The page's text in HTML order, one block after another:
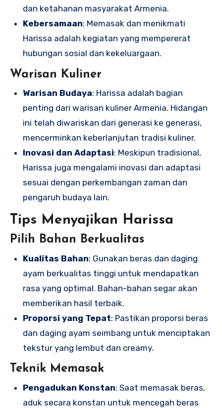
dan ketahanan masyarakat Armenia.
Kebersamaan: Memasak dan menikmati
Harissa adalah kegiatan yang mempererat
hubungan sosial dan kekeluargaan.
Warisan Kuliner
Warisan Budaya: Harissa adalah bagian
penting dari warisan kuliner Armenia. Hidangan
ini telah diwariskan dari generasi ke generasi,
mencerminkan keberlanjutan tradisi kuliner.
Inovasi dan Adaptasi: Meskipun tradisional,
Harissa juga mengalami inovasi dan adaptasi
sesuai dengan perkembangan zaman dan
pengaruh budaya lain.
Tips Menyajikan Harissa
Pilih Bahan Berkualitas
Kualitas Bahan: Gunakan beras dan daging
ayam berkualitas tinggi untuk mendapatkan
rasa yang optimal. Bahan-bahan segar akan
memberikan hasil terbaik.
Proporsi yang Tepat: Pastikan proporsi beras
dan daging ayam seimbang untuk menciptakan
tekstur yang lembut dan creamy.
Teknik Memasak
Pengadukan Konstan: Saat memasak beras,
aduk secara konstan untuk mencegah beras